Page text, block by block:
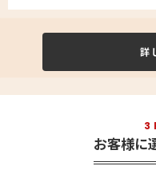
詳
お客様に